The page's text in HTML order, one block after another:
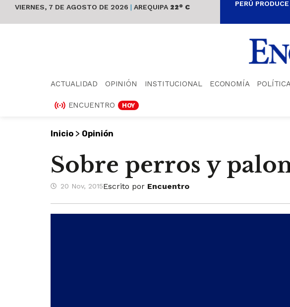
VIERNES, 7 DE AGOSTO DE 2026 | AREQUIPA 22° C PERÚ
ACTUALIDAD OPINIÓN INSTITUCIONAL ECONOMÍA
ENCUENTRO HOY
Inicio > Opinión
Sobre perros y
20 Nov, 2015Escrito por Encuentro